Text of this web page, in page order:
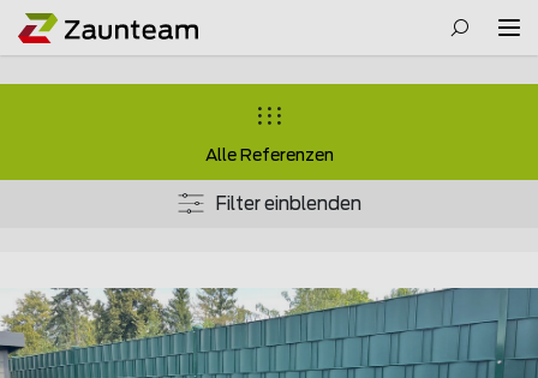
Alle Referenzen
Filter einblenden